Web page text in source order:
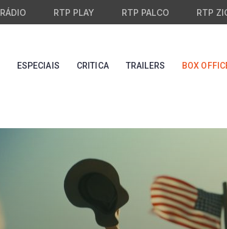
RÁDIO RTP PLAY RTP PALCO RTP
ESPECIAIS CRITICA TRAILERS BOX